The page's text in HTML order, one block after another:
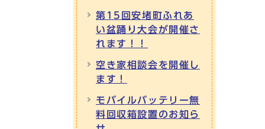
第15回安堵町ふれあ
い盆踊り大会が開催さ
れます！！
空き家相談会を開催し
ます！
モバイルバッテリー無
料回収箱設置のお知ら